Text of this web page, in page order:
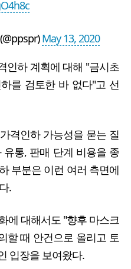
May 13, 2020
인하 계획에 대해 "금시초
를 검토한 바 없다"고 선
격인하 가능성을 묻는 질
유통, 판매 단계 비용을 종
부분은 이런 여러 측면에
.
에 대해서도 "향후 마스크
할 때 안건으로 올리고 토
입장을 보여왔다.